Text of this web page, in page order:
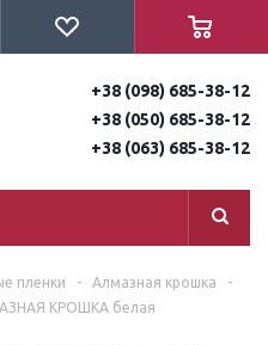
+38 (098) 685-38-12
+38 (050) 685-38-12
+38 (063) 685-38-12
пленки - Алмазная крошка
-
КРОШКА белая